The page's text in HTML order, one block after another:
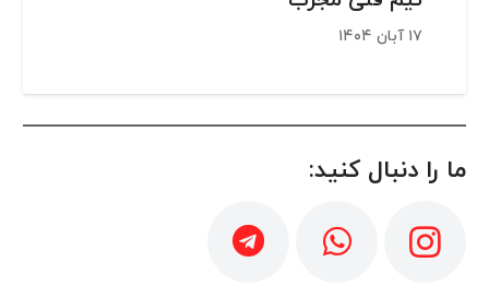
۱۷ آبان ۱۴۰۴
ما را دنبال کنید: